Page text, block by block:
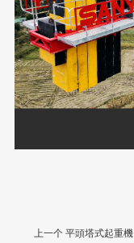
上一个 平頭塔式起重機